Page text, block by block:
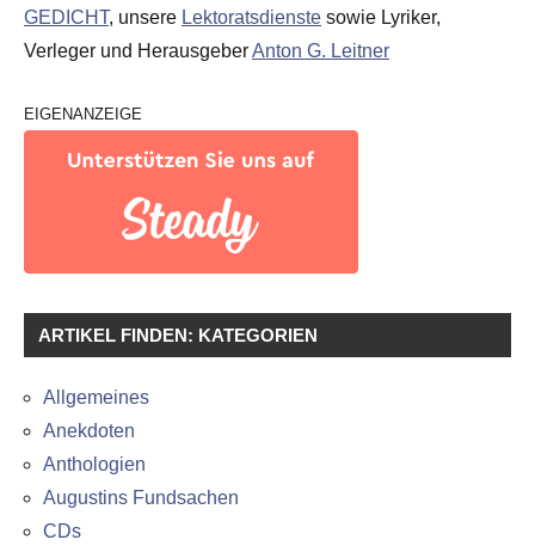
GEDICHT, unsere Lektoratsdienste sowie Lyriker,
Verleger und HerausgeberAnton G. Leitner
EIGENANZEIGE
ARTIKEL FINDEN: KATEGORIEN
Allgemeines
Anekdoten
Anthologien
Augustins Fundsachen
CDs